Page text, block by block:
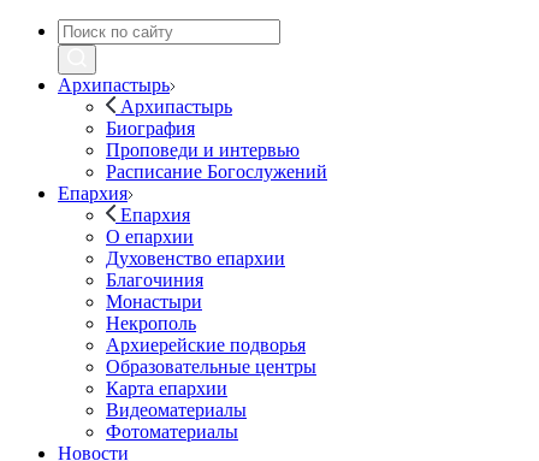
Архипастырь
Архипастырь
Биография
Проповеди и интервью
Расписание Богослужений
Епархия
Епархия
О епархии
Духовенство епархии
Благочиния
Монастыри
Некрополь
Архиерейские подворья
Образовательные центры
Карта епархии
Видеоматериалы
Фотоматериалы
Новости